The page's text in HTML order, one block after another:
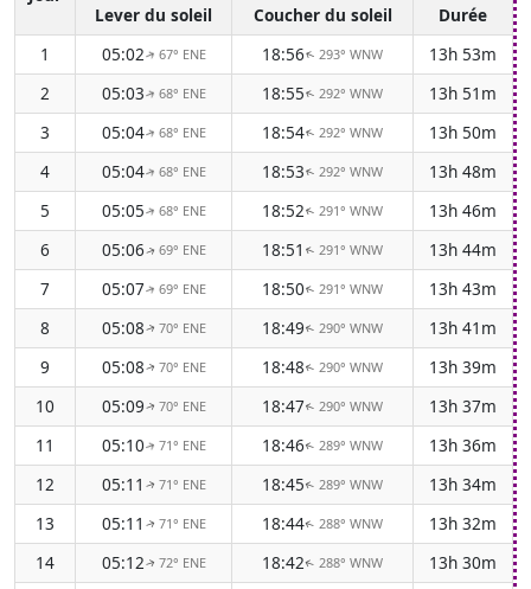
Lever du soleil
Coucher du soleil
Durée
1
05:02↑ 67° ENE 18:56↑293° WNW 13h 53m
2
05:03↑ 68° ENE 18:55↑ 292° WNW 13h 51m
3
05:04↑ 68° ENE 18:54↑ 292° WNW 13h 50m
4
05:04↑ 68° ENE 18:53↑ 292° WNW 13h 48m
5
05:05↑ 68° ENE 18:52↑ 291° WNW 13h 46m
6
05:06↑ 69° ENE 18:51 ↑ 291° WNW 13h 44m
7
05:07↑ 69° ENE 18:50↑ 291° WNW 13h 43m
8
05:08↑ 70° ENE 18:49↑ 290° WNW 13h 41m
9
05:08↑ 70° ENE 18:48↑ 290° WNW 13h 39m
10
05:09↑ 70° ENE 18:47↑ 290° WNW 13h 37m
11
05:10↑ 71° ENE 18:46↑ 289° WNW 13h 36m
12
05:11 ↑ 71° ENE 18:45↑ 289° WNW 13h 34m
13
05:11 ↑ 71° ENE 18:44↑ 288° WNW 13h 32m
14
05:12↑ 72° ENE 18:42↑ 288° WNW 13h 30m